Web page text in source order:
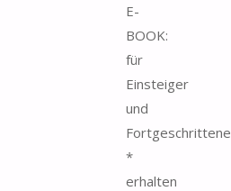
E-
BOOK:
für
Einsteiger
und
Fortgeschrittene
*
erhalten